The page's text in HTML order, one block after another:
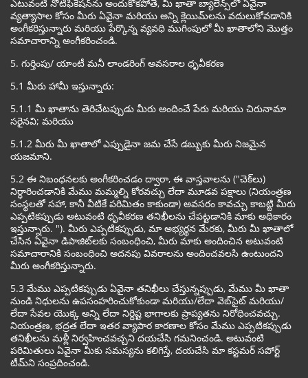
ఎటువంటి నోటిఫికేషన్‌ను అందుకోకపోతే, మీ ఖాతా బ్యాలెన్స్‌లో ఏవైనా
వ్యత్యాసాల కోసం మీరు ఏవైనా మరియు అన్ని క్లెయిమ్‌లను వదులుకోవడానికి
అంగీకరిస్తున్నారు మరియు పేర్కొన్న వ్యవధి ముగింపులో మీ ఖాతాలోని మొత్తం
సమాచారాన్ని అంగీకరించండి.
5. గుర్తింపు/ యాంటీ మనీ లాండరింగ్ అవసరాల ధృవీకరణ
5.1 మీరు హామీ ఇస్తున్నారు:
5.1.1 మీ ఖాతాను తెరిచేటప్పుడు మీరు అందించే పేరు మరియు చిరునామా
సరైనవి; మరియు
5.1.2 మీరు మీ ఖాతాలో ఎప్పుడైనా జమ చేసే డబ్బుకు మీరు నిజమైన
యజమాని.
5.2 ఈ నిబంధనలకు అంగీకరించడం ద్వారా, ఈ వాస్తవాలను ("చెక్‌లు)
నిర్ధారించడానికి మేము మమ్మల్ని కోరవచ్చు లేదా మూడవ పక్షాలు (నియంత్రణ
సంస్థలతో సహా, కానీ వీటికే పరిమితం కాకుండా) అవసరం కావచ్చు కాబట్టి మీరు
ఎప్పటికప్పుడు అటువంటి ధృవీకరణ తనిఖీలను చేపట్టడానికి మాకు అధికారం
ఇస్తున్నారు. "). మీరు ఎప్పటికప్పుడు, మా అభ్యర్థన మేరకు, మీరు మీ ఖాతాలో
చేసిన ఏవైనా డిపాజిట్‌లకు సంబంధించి, మీరు మాకు అందించిన అటువంటి
సమాచారానికి సంబంధించి అదనపు వివరాలను అందించవలసి ఉంటుందని
మీరు అంగీకరిస్తున్నారు.
5.3 మేము ఎప్పటికప్పుడు ఏవైనా తనిఖీలు చేస్తున్నప్పుడు, మేము మీ ఖాతా
నుండి నిధులను ఉపసంహరించుకోకుండా మరియు/లేదా వెబ్‌సైట్ మరియు/
లేదా సేవల యొక్క అన్ని లేదా నిర్దిష్ట భాగాలకు ప్రాప్యతను నిరోధించవచ్చు.
నియంత్రణ, భద్రత లేదా ఇతర వ్యాపార కారణాల కోసం మేము ఎప్పటికప్పుడు
తనిఖీలను మళ్లీ నిర్వహించవచ్చని దయచేసి గమనించండి. అటువంటి
పరిమితులు ఏవైనా మీకు సమస్యను కలిగిస్తే, దయచేసి మా కస్టమర్ సపోర్ట్
టీమ్‌ని సంప్రదించండి.